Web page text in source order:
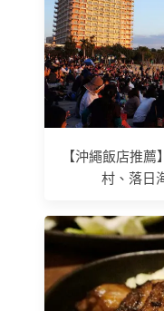
【沖繩飯店推薦
村、落日